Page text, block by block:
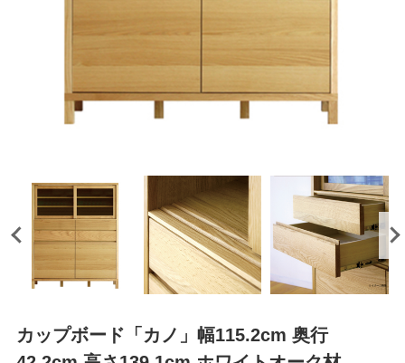
カップボード「カノ」幅115.2cm 奥行